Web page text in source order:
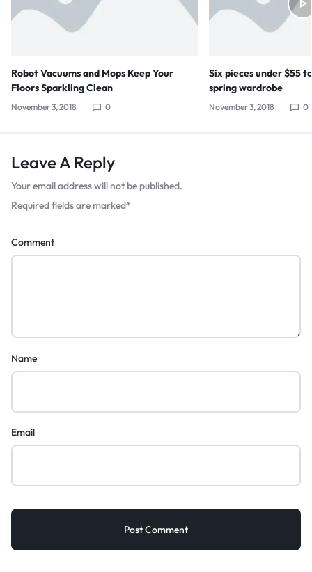
Robot Vacuums and Mops Keep Your
Floors Sparkling Clean
November 3, 2018 0
Six pieces under $55
spring wardrobe
November 3, 2018 0
Leave A Reply
Your email address will not be published.
Required fields are marked*
Comment
Name
Email